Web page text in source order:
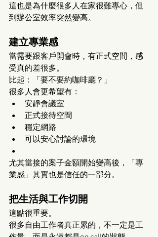
這也是為什麼很多人在家很難專心，但
到辦公室效率突然變高。
建立專業感
當需要跟客戶開會時，有正式空間，感
受真的差很多。
比起：「要不要約咖啡廳？」
很多人會更希望有：
安靜會議室
正式接待空間
穩定網路
可以安心討論的環境
尤其當接的案子金額開始變高後，「專
業感」其實也是信任的一部分。
把生活與工作切開
這點很重要。
很多自由工作者真正累的，不一定是工